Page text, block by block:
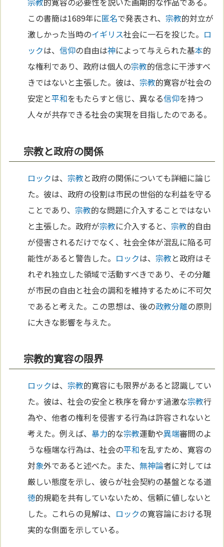
この書簡は1689年に匿名で発表され、 宗教的対立が
激しかった当時のイギリス社会に一石を投じた。 ロ
ックは、信仰の自由は神によって与えられた基本的
な権利であり、政府は個人の宗教的信念に干渉すべ
きではないと主張した。彼は、 宗教的寛容が社会の
安定と平和をもたらすと信じ、異なる信仰を持つ
人々が共存できる社会の実現を目指したのである。
宗教と政府の関係
ロックは、 宗教と政府の関係についても詳細に論じ
た。彼は、政府の役割は市民の世俗的な利益を守る
ことであり、 宗教的な問題に介入することではない
と主張した。政府が宗教に介入すると、 宗教的自由
が侵害されるだけでなく、社会全体が混乱に陥る可
能性があると警告した。 ロックは、 宗教と政府はそ
れぞれ独立した領域で活動すべきであり、その分離
が市民の自由と社会の調和を維持するために不可欠
であると考えた。この思想は、後の政教分離の原則
に大きな影響を与えた。
宗教的寛容の限界
ロックは、 宗教的寛容にも限界があると認識してい
た。彼は、社会の安全と秩序を脅かす過激な宗教行
為や、他者の権利を侵害する行為は許容されないと
考えた。例えば、暴力的な宗教運動や異端審問のよ
うな極端な行為は、社会の平和を乱すため、寛容の
対象外であると述べた。また、無神論者に対しては
厳しい態度を示し、彼らが社会契約の基盤となる道
徳的規範を共有していないため、信頼に値しないと
した。これらの見解は、 ロックの寛容論における現
実的な側面を示している。